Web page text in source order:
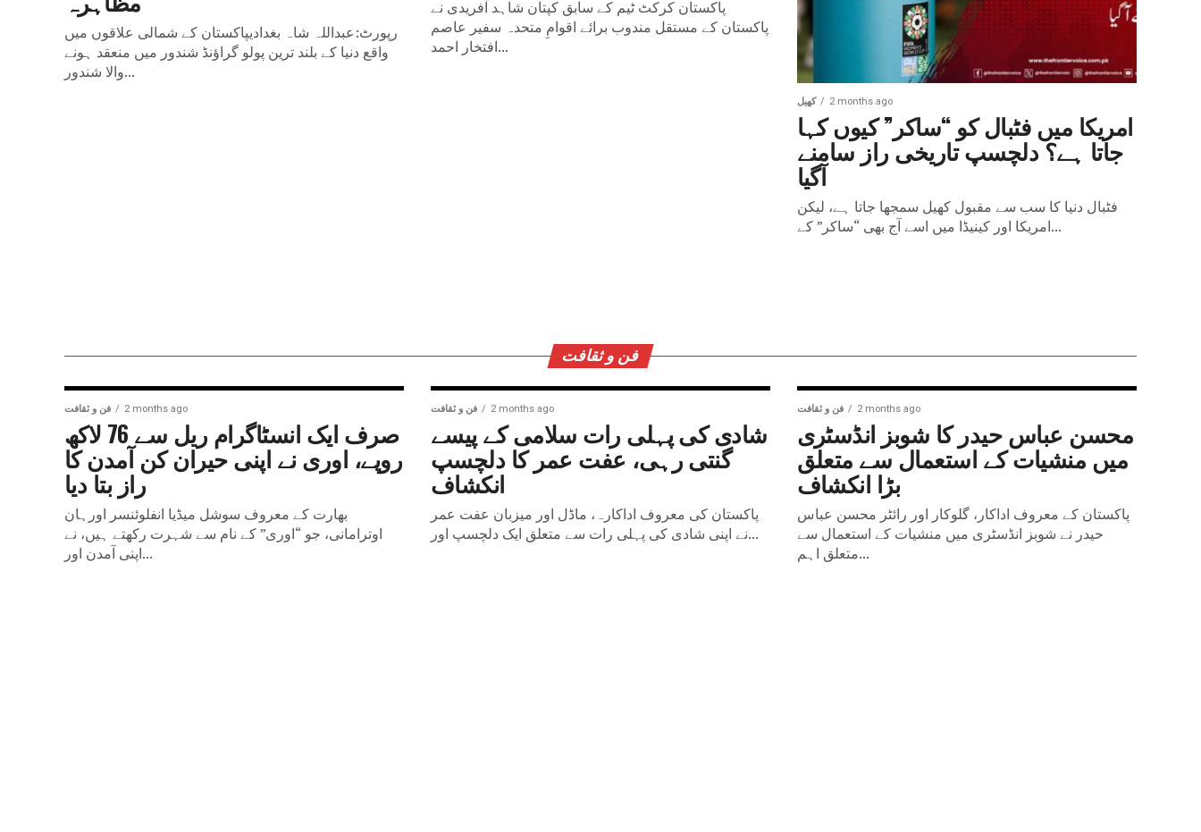
رپورٹ:عبداللہ شاہ بغدادیپاکستان کے شمالی علاقوں میں
واقع دنیا کے بلند ترین پولو گراؤنڈ شندور میں منعقد ہونے
والا شندور...
پاکستان کرکٹ ٹیم کے سابق کپتان شاہد آفریدی نے
پاکستان کے مستقل مندوب برائے اقوامِ متحدہ سفیر عاصم
افتخار احمد...
کھیل 2 months ago
امریکا میں فٹبال کو “ساکر” کیوں کہا
جاتا ہے؟ دلچسپ تاریخی راز سامنے
آگیا
فٹبال دنیا کا سب سے مقبول کھیل سمجھا جاتا ہے، لیکن
امریکا اور کینیڈا میں اسے آج بھی “ساکر” کے...
فن و ثقافت
فن و ثقافت 2 months ago
صرف ایک انسٹاگرام ریل سے 76 لاکھ
روپے، اوری نے اپنی حیران کن آمدن کا
راز بتا دیا
بھارت کے معروف سوشل میڈیا انفلوئنسر اورہان
اوترامانی، جو “اوری” کے نام سے شہرت رکھتے ہیں، نے
اپنی آمدن اور...
فن و ثقافت 2 months ago
شادی کی پہلی رات سلامی کے پیسے
گنتی رہی، عفت عمر کا دلچسپ
انکشاف
پاکستان کی معروف اداکارہ، ماڈل اور میزبان عفت عمر
نے اپنی شادی کی پہلی رات سے متعلق ایک دلچسپ اور...
فن و ثقافت 2 months ago
محسن عباس حیدر کا شوبز انڈسٹری
میں منشیات کے استعمال سے متعلق
بڑا انکشاف
پاکستان کے معروف اداکار، گلوکار اور رائٹر محسن عباس
حیدر نے شوبز انڈسٹری میں منشیات کے استعمال سے
متعلق اہم...